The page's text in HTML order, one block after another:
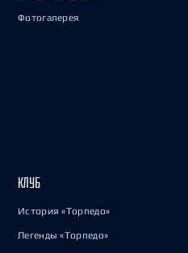
Фотогалерея
КЛУБ
История «Торпедо»
Легенды «Торпедо»